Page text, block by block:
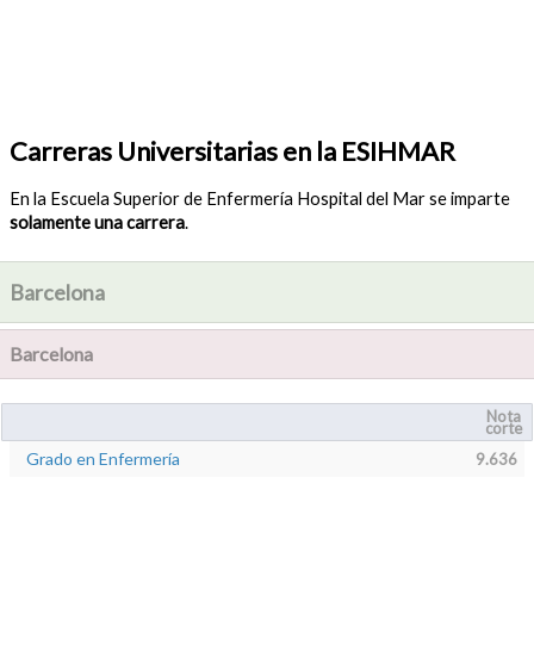
Carreras Universitarias en la ESIHMAR
En la Escuela Superior de Enfermería Hospital del Mar se imparte
solamente una carrera.
Barcelona
Barcelona
Nota
corte
Grado en Enfermería 9.636